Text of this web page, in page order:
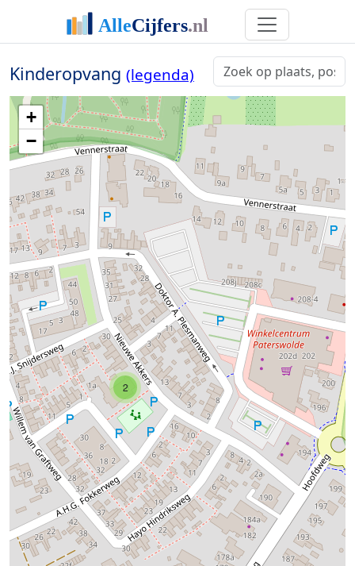
Kinderopvang (legenda)
2
+
−